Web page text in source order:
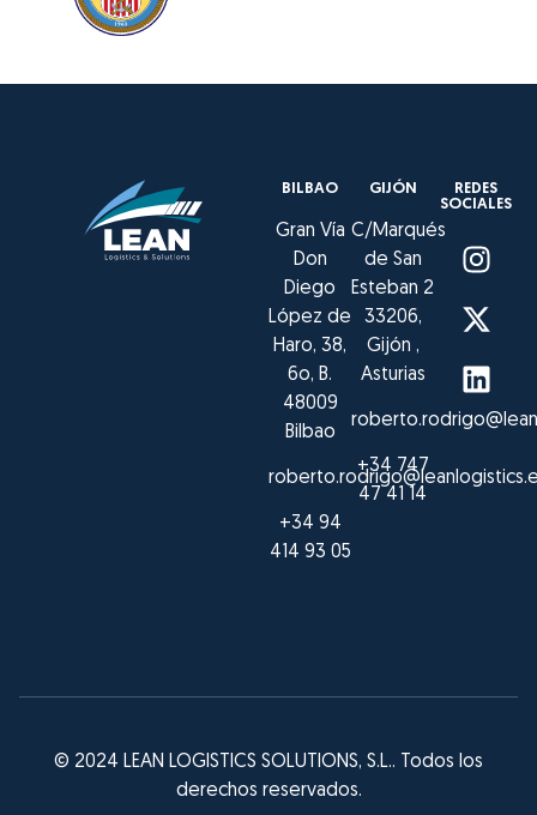
BILBAO
Gran Vía
Don
Diego
López de
Haro, 38,
6o, B.
48009
Bilbao
+34 94
414 93 05
GIJÓN
C/Marqués
de San
Esteban 2
33206,
Gijón ,
Asturias
+34 747
47 41 14
REDES
SOCIALES
© 2024 LEAN LOGISTICS SOLUTIONS, S.L.. Todos los
derechos reservados.